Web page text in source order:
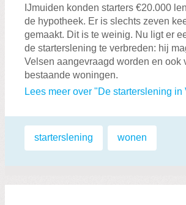
Zoeken:
IJmuiden konden starters €20.000
de hypotheek. Er is slechts zeven
gemaakt. Dit is te weinig. Nu ligt er
de starterslening te verbreden: hij
Velsen aangevraagd worden en ook
bestaande woningen.
Lees meer over "De starterslening in
starterslening wonen